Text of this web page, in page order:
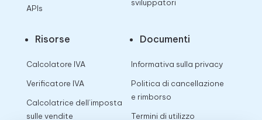
APIs
sviluppatori
Risorse
Calcolatore IVA
Verificatore IVA
Calcolatrice dell’imposta
sulle vendite
Documenti
Informativa sulla privacy
Politica di cancellazione
e rimborso
Termini di utilizzo